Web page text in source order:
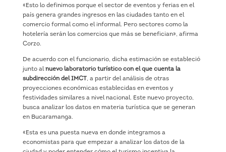
«Esto lo definimos porque el sector de eventos y ferias en el
país genera grandes ingresos en las ciudades tanto en el
comercio formal como el informal. Pero sectores como la
hotelería serán los comercios que más se benefician», afirma
Corzo.
De acuerdo con el funcionario, dicha estimación se estableció
junto alnuevo laboratorio turístico con el que cuenta la
subdirección del IMCT, a partir del análisis de otras
proyecciones económicas establecidas en eventos y
festividades similares a nivel nacional. Este nuevo proyecto,
busca analizar los datos en materia turística que se generan
en Bucaramanga.
«Esta es una puesta nueva en donde integramos a
economistas para que empezar a analizar los datos de la